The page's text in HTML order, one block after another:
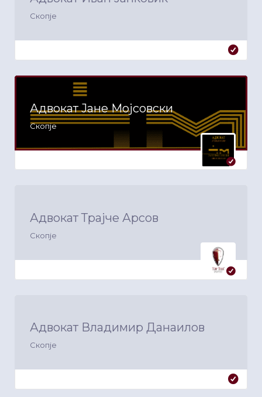
Скопје
Адвокат Јане Мојсовски
Скопје
Адвокат Трајче Арсов
Скопје
Адвокат Владимир Данаилов
Скопје